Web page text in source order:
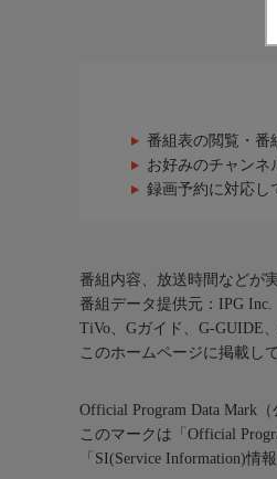
番組表の閲覧・番
お好みのチャンネ
録画予約に対応し
番組内容、放送時間などが
番組データ提供元：IPG Inc.
TiVo、Gガイド、G-GUIDE
このホームページに掲載し
Official Program Data Mark
このマークは「Official
「SI(Service Information)情